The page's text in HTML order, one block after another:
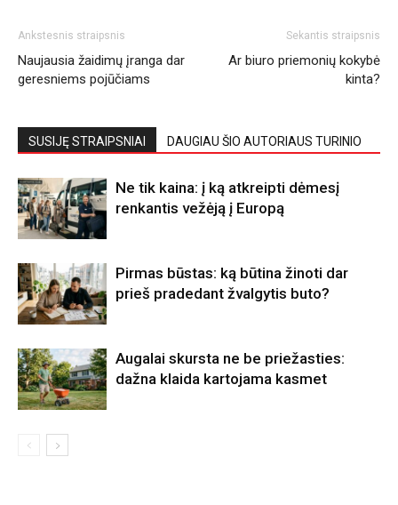
Ankstesnis straipsnis
Naujausia žaidimų įranga dar
geresniems pojūčiams
Sekantis straipsnis
Ar biuro priemonių kokybė
kinta?
SUSIJĘ STRAIPSNIAI DAUGIAU ŠIO AUTORIAUS TURINIO
Ne tik kaina: į ką atkreipti dėmesį
renkantis vežėją į Europą
Pirmas būstas: ką būtina žinoti dar
prieš pradedant žvalgytis buto?
Augalai skursta ne be priežasties:
dažna klaida kartojama kasmet